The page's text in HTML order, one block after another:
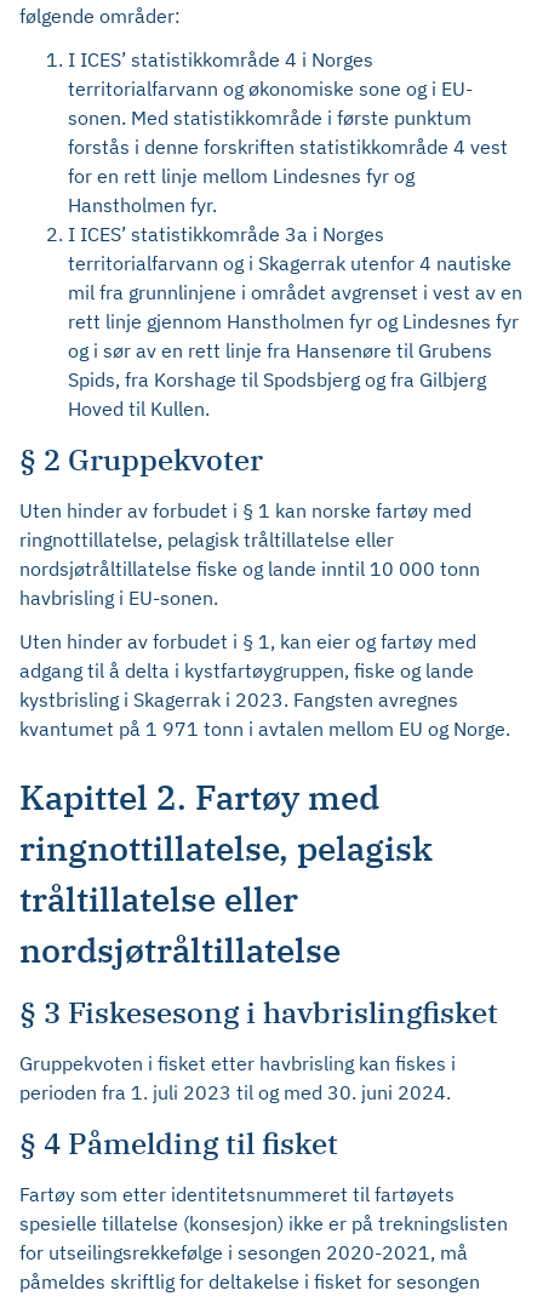
følgende områder:
I ICES’ statistikkområde 4 i Norges
territorialfarvann og økonomiske sone og i EU-
sonen. Med statistikkområde i første punktum
forstås i denne forskriften statistikkområde 4 vest
for en rett linje mellom Lindesnes fyr og
Hanstholmen fyr.
I ICES’ statistikkområde 3a i Norges
territorialfarvann og i Skagerrak utenfor 4 nautiske
mil fra grunnlinjene i området avgrenset i vest av en
rett linje gjennom Hanstholmen fyr og Lindesnes fyr
og i sør av en rett linje fra Hansenøre til Grubens
Spids, fra Korshage til Spodsbjerg og fra Gilbjerg
Hoved til Kullen.
§ 2 Gruppekvoter
Uten hinder av forbudet i § 1 kan norske fartøy med
ringnottillatelse, pelagisk tråltillatelse eller
nordsjøtråltillatelse fiske og lande inntil 10 000 tonn
havbrisling i EU-sonen.
Uten hinder av forbudet i § 1, kan eier og fartøy med
adgang til å delta i kystfartøygruppen, fiske og lande
kystbrisling i Skagerrak i 2023. Fangsten avregnes
kvantumet på 1 971 tonn i avtalen mellom EU og Norge.
Kapittel 2. Fartøy med
ringnottillatelse, pelagisk
tråltillatelse eller
nordsjøtråltillatelse
§ 3 Fiskesesong i havbrislingfisket
Gruppekvoten i fisket etter havbrisling kan fiskes i
perioden fra 1. juli 2023 til og med 30. juni 2024.
§ 4 Påmelding til fisket
Fartøy som etter identitetsnummeret til fartøyets
spesielle tillatelse (konsesjon) ikke er på trekningslisten
for utseilingsrekkefølge i sesongen 2020-2021, må
påmeldes skriftlig for deltakelse i fisket for sesongen